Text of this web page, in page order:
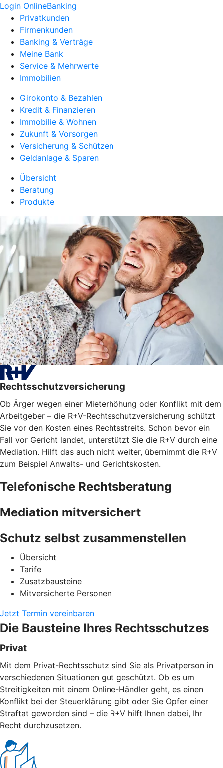
Login OnlineBanking
Privatkunden
Firmenkunden
Banking & Verträge
Meine Bank
Service & Mehrwerte
Immobilien
Girokonto & Bezahlen
Kredit & Finanzieren
Immobilie & Wohnen
Zukunft & Vorsorgen
Versicherung & Schützen
Geldanlage & Sparen
Übersicht
Beratung
Produkte
Rechtsschutzversicherung
Ob Ärger wegen einer Mieterhöhung oder Konflikt mit dem
Arbeitgeber – die R+V-Rechtsschutzversicherung schützt
Sie vor den Kosten eines Rechtsstreits. Schon bevor ein
Fall vor Gericht landet, unterstützt Sie die R+V durch eine
Mediation. Hilft das auch nicht weiter, übernimmt die R+V
zum Beispiel Anwalts- und Gerichtskosten.
Telefonische Rechtsberatung
Mediation mitversichert
Schutz selbst zusammenstellen
Übersicht
Tarife
Zusatzbausteine
Mitversicherte Personen
Jetzt Termin vereinbaren
Die Bausteine Ihres Rechtsschutzes
Privat
Mit dem Privat-Rechtsschutz sind Sie als Privatperson in
verschiedenen Situationen gut geschützt. Ob es um
Streitigkeiten mit einem Online-Händler geht, es einen
Konflikt bei der Steuerklärung gibt oder Sie Opfer einer
Straftat geworden sind – die R+V hilft Ihnen dabei, Ihr
Recht durchzusetzen.